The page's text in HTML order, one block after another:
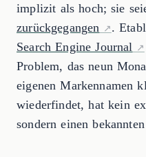
implizit als hoch; sie
zurückgegangen
.
Search Engine Journal
Problem, das neun
eigenen Markennamen
wiederfindet, hat kein
sondern einen